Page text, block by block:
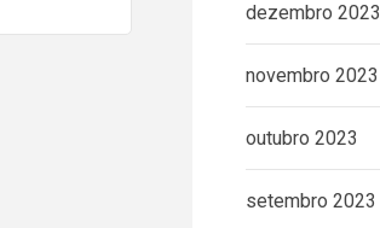
dezembro 2023
novembro 2023
outubro 2023
setembro 2023